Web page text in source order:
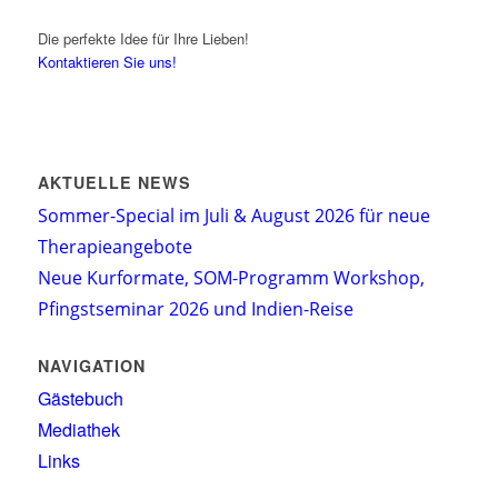
Die perfekte Idee für Ihre Lieben!
Kontaktieren Sie uns!
AKTUELLE NEWS
Sommer-Special im Juli & August 2026 für neue
Therapieangebote
Neue Kurformate, SOM-Programm Workshop,
Pfingstseminar 2026 und Indien-Reise
NAVIGATION
Gästebuch
Mediathek
Links